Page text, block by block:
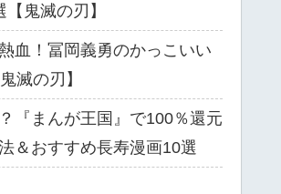
鬼滅の刃】
血！冨岡義勇のかっこいい
滅の刃】
『まんが王国』で100％還元
＆おすすめ長寿漫画10選